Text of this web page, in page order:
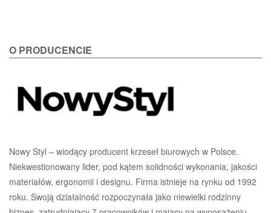
O PRODUCENCIE
Nowy Styl – wiodący producent krzeseł biurowych w Polsce.
Niekwestionowany lider, pod kątem solidności wykonania, jakości
materiałów, ergonomii i designu. Firma istnieje na rynku od 1992
roku. Swoją działalność rozpoczynała jako niewielki rodzinny